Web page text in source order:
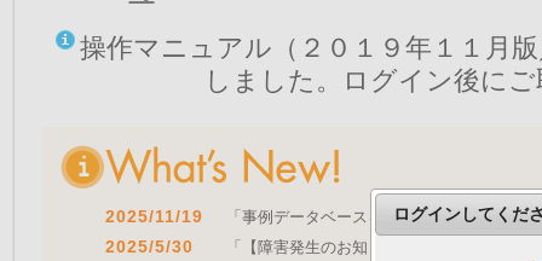
操作マニュアル（２０１９年１１月
しました。ログイン後に
2025/11/19 「事例データベースを公開しました」 をア
2025/5/30 「【障害発生のお知らせ｜復旧済み】Web
ログインしてくだ